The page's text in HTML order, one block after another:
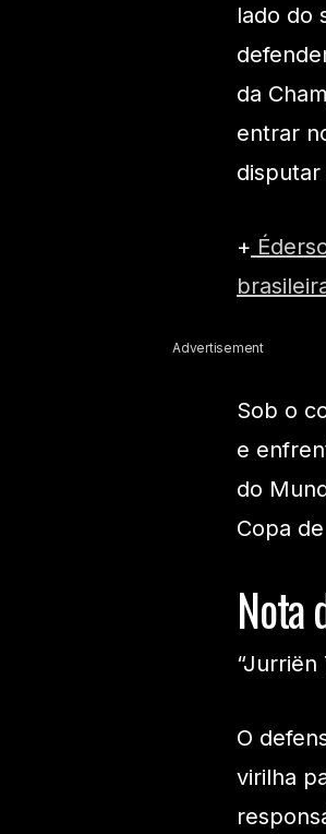
lado do
da
entrar
+
Advertisement
Sob o
e
do
Copa
Nota
O
virilha